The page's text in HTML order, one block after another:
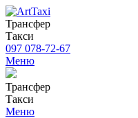
Трансфер
Такси
097 078-72-67
Меню
Трансфер
Такси
Меню